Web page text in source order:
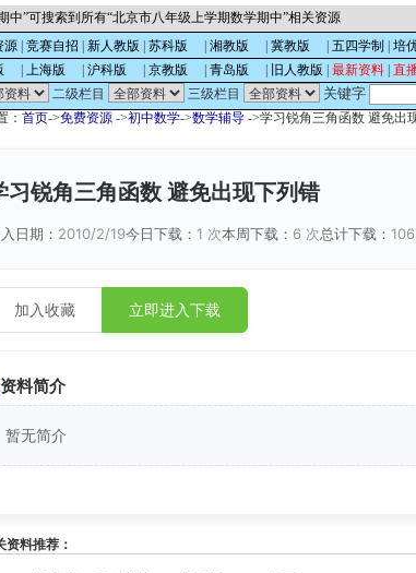
中”可搜索到所有“北京市八年级上学期数学期中”相关资源
源 竞赛自招 新人教版 苏科版 湘教版 冀教版 五四学制 培
上海版 沪科版 京教版 青岛版 旧人教版 最新资料 直
二级栏目 三级栏目 关键字
： 首页->免费资源 ->初中数学->数学辅导 ->学习锐角三角函数 避免出
习锐角三角函数 避免出现下列错
日期： 2010/2/19今日下载： 1 次本周下载： 6 次总计下载：
加入收藏 立即进入下载
资料简介
暂无简介
资料推荐：